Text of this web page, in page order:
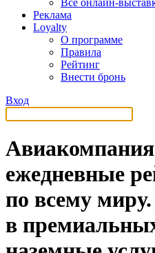
Все онлайн-
Реклама
Loyalty
О программе
Правила
Рейтинг
Внести бронь
Вход
ежедневные
по всему
в